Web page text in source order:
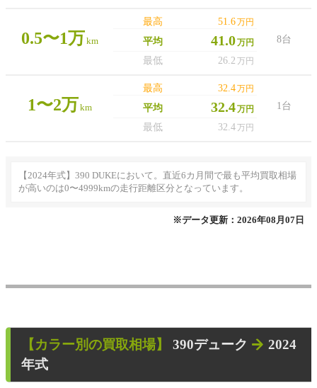
0.5〜1万km
最高 51.6万円
8台
平均 41.0万円
最低 26.2 万円
1〜2万km
最高 32.4万円
1台
平均 32.4万円
最低 32.4万円
【2024年式】390 DUKEにおいて。直近6カ月間で最も平均買取相場
が高いのは0〜4999kmの走行距離区分となっています。
※データ更新：2026年08月07日
【カラー別の買取相場】 390デューク
2024
年式